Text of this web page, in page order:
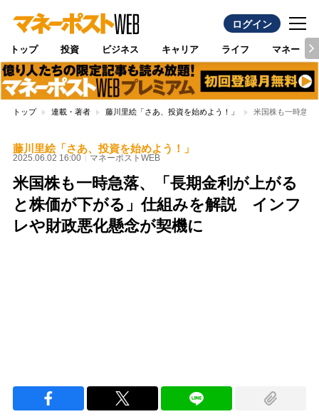
ログイン
トップ 投資 ビジネス キャリア ライフ マネー
トップ 連載・著者 藤川里絵「さあ、投資を始めよう！」 米国株も一時急
藤川里絵「さあ、投資を始めよう！」
2025.06.02 16:00 マネーポストWEB
米国株も一時急落、「長期金利が上がる
と株価が下がる」仕組みを解説 インフ
レや財政悪化懸念が契機に